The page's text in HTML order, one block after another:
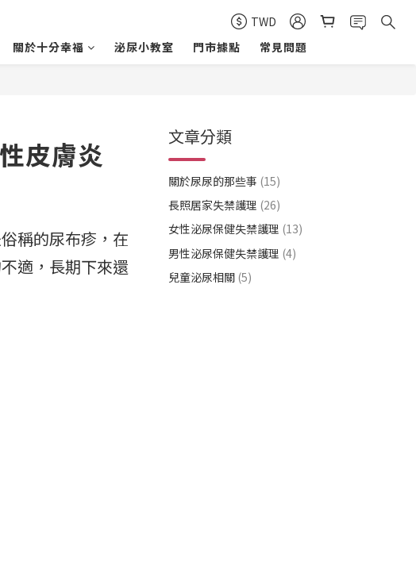
TWD
關於十分幸福 泌尿小教室 門市據點 常見問題
皮膚炎
稱的尿布疹，在
適，長期下來還
文章分類
關於尿尿的那些事 (15)
長照居家失禁護理 (26)
女性泌尿保健失禁護理 (13)
男性泌尿保健失禁護理 (4)
兒童泌尿相關 (5)